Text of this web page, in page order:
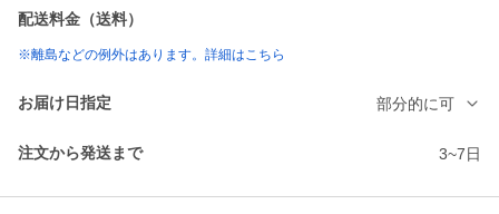
配送料金（送料）
※離島などの例外はあります。詳細はこちら
お届け日指定 部分的に可
注文から発送まで 3~7日